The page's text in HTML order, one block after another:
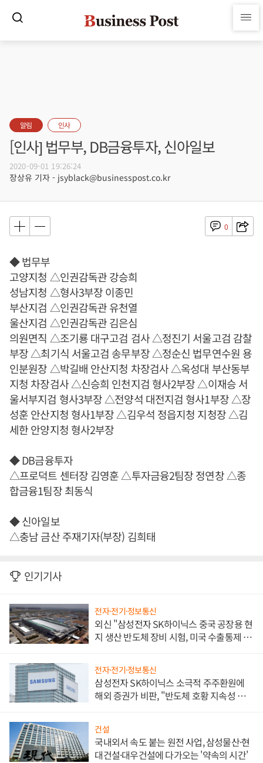
알림 인사
[인사] 법무부, DB금융투자, 신아일보
2020-09-01 19:26:24
장상유 기자 - jsyblack@businesspost.co.kr
0
◆ 법무부
고양지청 △인권감독관 강승희
성남지청 △형사3부장 이종민
부산지검 △인권감독관 유천열
울산지검 △인권감독관 김은심
의원면직 △조기룡 대구고검 검사 △정진기 서울고검 감찰
부장 △최기식 서울고검 송무부장 △정순신 법무연수원 용
인분원장 △박길배 안산지청 차장검사 △옥성대 부산동부
지청 차장검사 △신승희 인천지검 형사2부장 △이재승 서
울서부지검 형사3부장 △전양석 대전지검 형사1부장 △장
성훈 안산지청 형사1부장 △김우석 정읍지청 지청장 △김
세한 안양지청 형사2부장
◆ DB금융투자
△프로덕트 센터장 김영훈 △투자금융2팀장 정연창 △종
합금융1팀장 최동식
◆ 신아일보
△충남 금산 주재기자(부장) 김희태
인기기사
전자·전기·정보통신
외신 "삼성전자 SK하이닉스 중국 공장용 현
지 생산 반도체 장비 시험, 미국 수출통제 대
전자·전기·정보통신
삼성전자 SK하이닉스 소극적 주주환원에
해외 증권가 비판, "반도체 호황 지속성 의
건설
국내외서 속도 붙는 원전 사업, 삼성물산·현
대건설·대우건설에 다가오는 '약속의 시간'